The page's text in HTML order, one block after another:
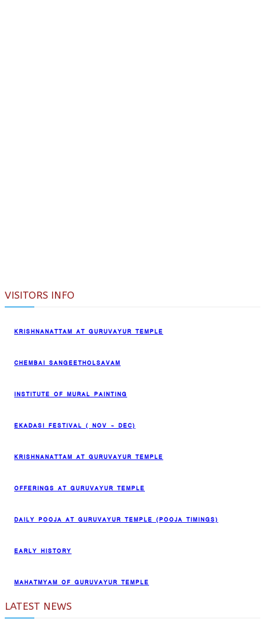
VISITORS INFO
KRISHNANATTAM AT GURUVAYUR TEMPLE
CHEMBAI SANGEETHOLSAVAM
INSTITUTE OF MURAL PAINTING
EKADASI FESTIVAL ( NOV – DEC)
KRISHNANATTAM AT GURUVAYUR TEMPLE
OFFERINGS AT GURUVAYUR TEMPLE
DAILY POOJA AT GURUVAYUR TEMPLE (POOJA TIMINGS)
EARLY HISTORY
MAHATMYAM OF GURUVAYUR TEMPLE
LATEST NEWS